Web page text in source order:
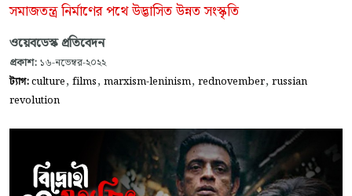
সমাজতন্ত্র নির্মাণের পথে উদ্ভাসিত উন্নত সংস্কৃতি
ওয়েবডেস্ক প্রতিবেদন
প্রকাশ: ১৬-নভেম্বর-২০২২
ট্যাগ:culture, films, marxism-leninism, rednovember, russian
revolution